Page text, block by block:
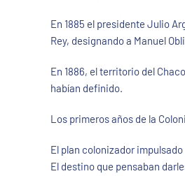
En 1885 el presidente Julio
Rey, designando a Manuel
En 1886, el territorio del
habían definido.
Los primeros años de la
El plan colonizador
El destino que pensaban